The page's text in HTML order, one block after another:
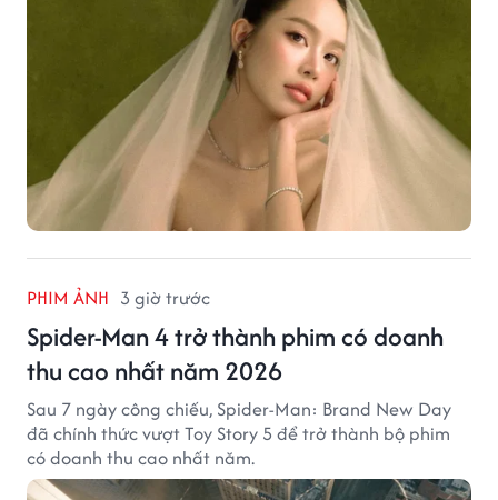
PHIM ẢNH 3 giờ trước
Spider-Man 4 trở thành phim có doanh
thu cao nhất năm 2026
Sau 7 ngày công chiếu, Spider-Man: Brand New Day
đã chính thức vượt Toy Story 5 để trở thành bộ phim
có doanh thu cao nhất năm.